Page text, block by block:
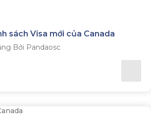
sách Visa mới của Canada
Bởi Pandaosc